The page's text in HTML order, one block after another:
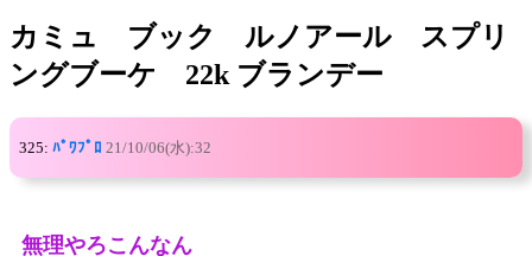
カミュ ブック ルノアール スプリ
ングブーケ 22k ブランデー
325: ﾊﾟﾜﾌﾟﾛ 21/10/06(水):32
無理やろこんなん